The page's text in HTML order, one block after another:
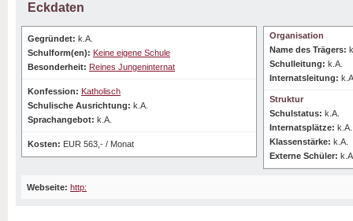
Eckdaten
Gegründet: k.A.
Schulform(en): Keine eigene Schule
Besonderheit: Reines Jungeninternat
Konfession: Katholisch
Schulische Ausrichtung: k.A.
Sprachangebot: k.A.
Kosten: EUR 563,- / Monat
Organisation
Name des Trägers:
Schulleitung: k.A.
Internatsleitung:
Struktur
Schulstatus: k.A.
Internatsplätze: k.A.
Klassenstärke: k.A.
Externe Schüler:
Webseite: http: